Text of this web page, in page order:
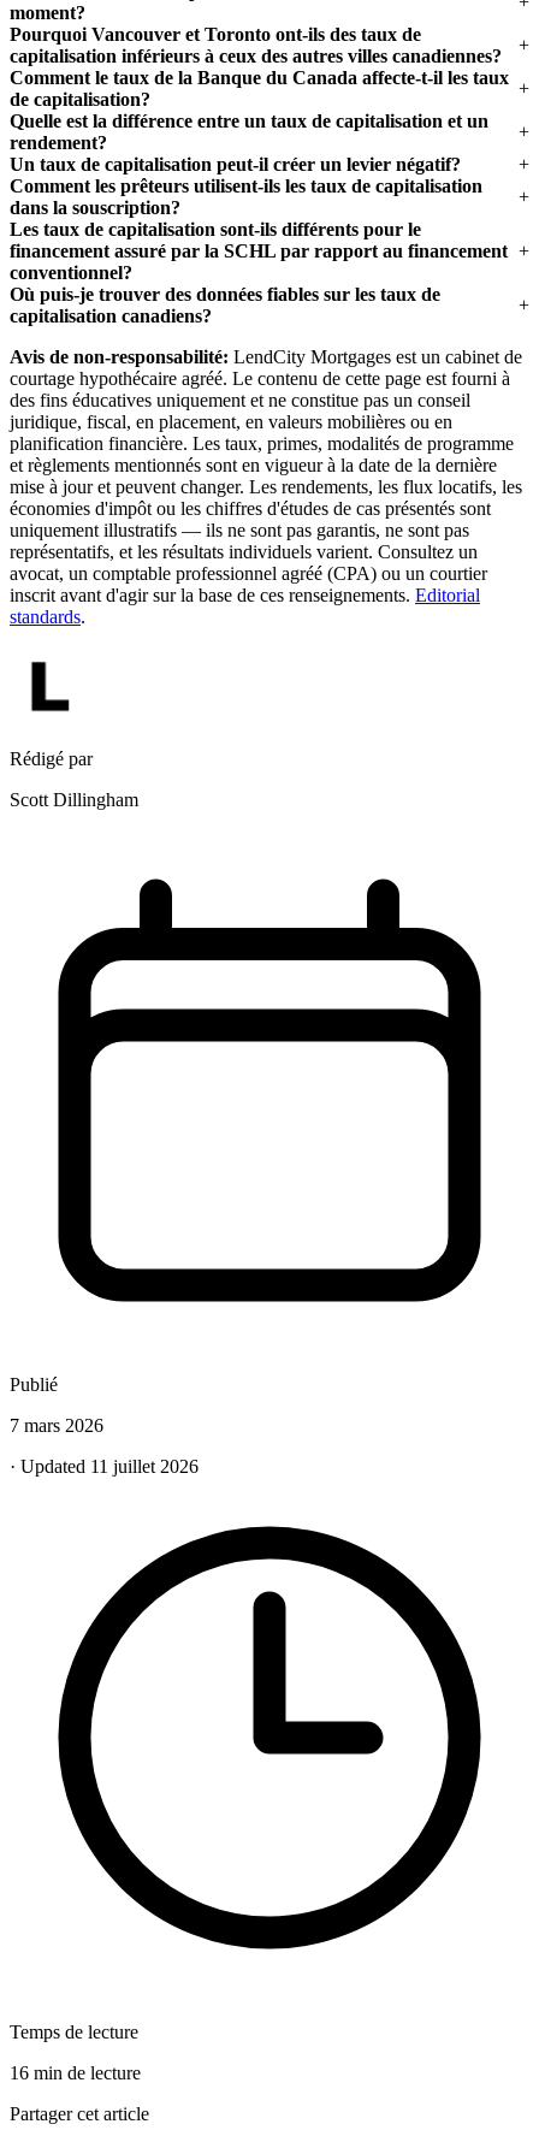
moment?
Pourquoi Vancouver et Toronto ont-ils des taux de
capitalisation inférieurs à ceux des autres villes canadiennes?
Comment le taux de la Banque du Canada affecte-t-il les taux
de capitalisation?
Quelle est la différence entre un taux de capitalisation et un
rendement?
Un taux de capitalisation peut-il créer un levier négatif?
Comment les prêteurs utilisent-ils les taux de capitalisation
dans la souscription?
Les taux de capitalisation sont-ils différents pour le
financement assuré par la SCHL par rapport au financement
conventionnel?
Où puis-je trouver des données fiables sur les taux de
capitalisation canadiens?
Avis de non-responsabilité: LendCity Mortgages est un cabinet de
courtage hypothécaire agréé. Le contenu de cette page est fourni à
des fins éducatives uniquement et ne constitue pas un conseil
juridique, fiscal, en placement, en valeurs mobilières ou en
planification financière. Les taux, primes, modalités de programme
et règlements mentionnés sont en vigueur à la date de la dernière
mise à jour et peuvent changer. Les rendements, les flux locatifs, les
économies d'impôt ou les chiffres d'études de cas présentés sont
uniquement illustratifs — ils ne sont pas garantis, ne sont pas
représentatifs, et les résultats individuels varient. Consultez un
avocat, un comptable professionnel agréé (CPA) ou un courtier
inscrit avant d'agir sur la base de ces renseignements. Editorial
standards.
Rédigé par
Scott Dillingham
Publié
7 mars 2026
· Updated 11 juillet 2026
Temps de lecture
16 min de lecture
Partager cet article